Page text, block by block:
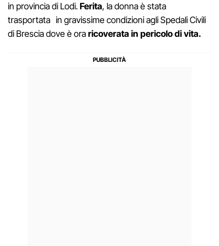
in provincia di Lodi.Ferita, la donna è stata
trasportata in gravissime condizioni agli Spedali Civili
di Brescia dove è oraricoverata in pericolo di vita.